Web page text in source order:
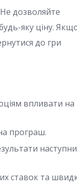
дозволяйте
яку ціну.
до гри
впливати на
програш.
ставок та